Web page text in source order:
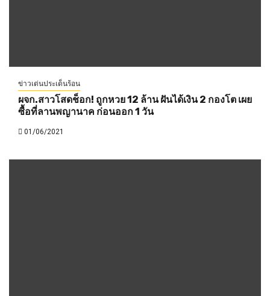
ข่าวเด่นประเด็นร้อน
ผจก.สาวโสดช็อก! ถูกหวย 12 ล้าน ฝันได้เงิน 2 กองโต เผย
ซื้อที่ลานพญานาค ก่อนออก 1 วัน
01/06/2021